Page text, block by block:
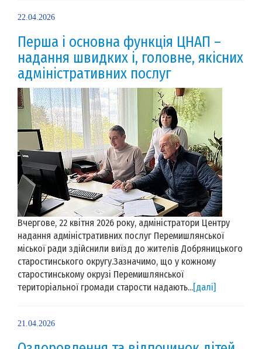
22.04.2026
Перша і основна функція ЦНАП –
надання швидких і, головне, якісних
адміністративних послуг
Вчергове, 22 квітня 2026 року, адміністратори Центру
надання адміністративних послуг Перемишлянської
міської ради здійснили виїзд до жителів Добряницького
старостинського округу.Зазначимо, що у кожному
старостинському окрузі Перемишлянської
територіальної громади старости надають...[далі]
21.04.2026